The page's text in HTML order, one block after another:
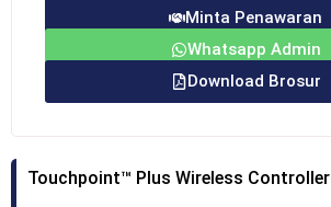
Minta Penawaran
Whatsapp Admin
Download Brosur
Touchpoint™ Plus Wireless Controller